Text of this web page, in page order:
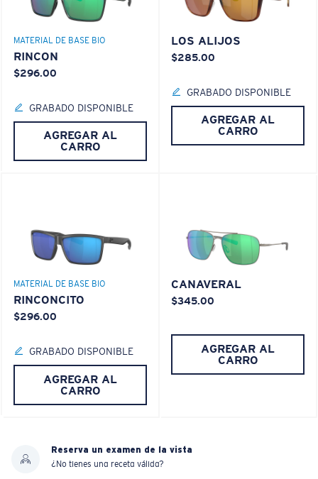
MATERIAL DE BASE BIO
RINCON
$296.00
GRABADO DISPONIBLE
AGREGAR AL
CARRO
LOS ALIJOS
$285.00
GRABADO DISPONIBLE
AGREGAR AL
CARRO
MATERIAL DE BASE BIO
RINCONCITO
$296.00
GRABADO DISPONIBLE
AGREGAR AL
CARRO
CANAVERAL
$345.00
AGREGAR AL
CARRO
Reserva un examen de la vista
¿No tienes una receta válida?